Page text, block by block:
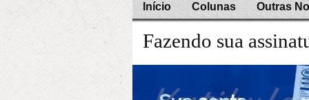
Início Colunas Outras
Fazendo sua